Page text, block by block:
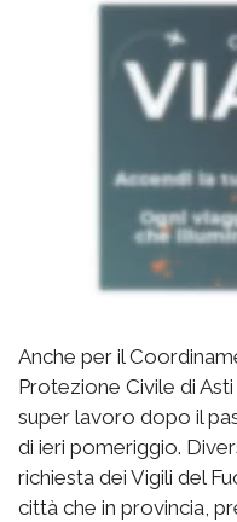
Anche per il
Protezione Civile di
super lavoro dopo il
di ieri pomeriggio.
richiesta dei Vigili del
città che in provincia,